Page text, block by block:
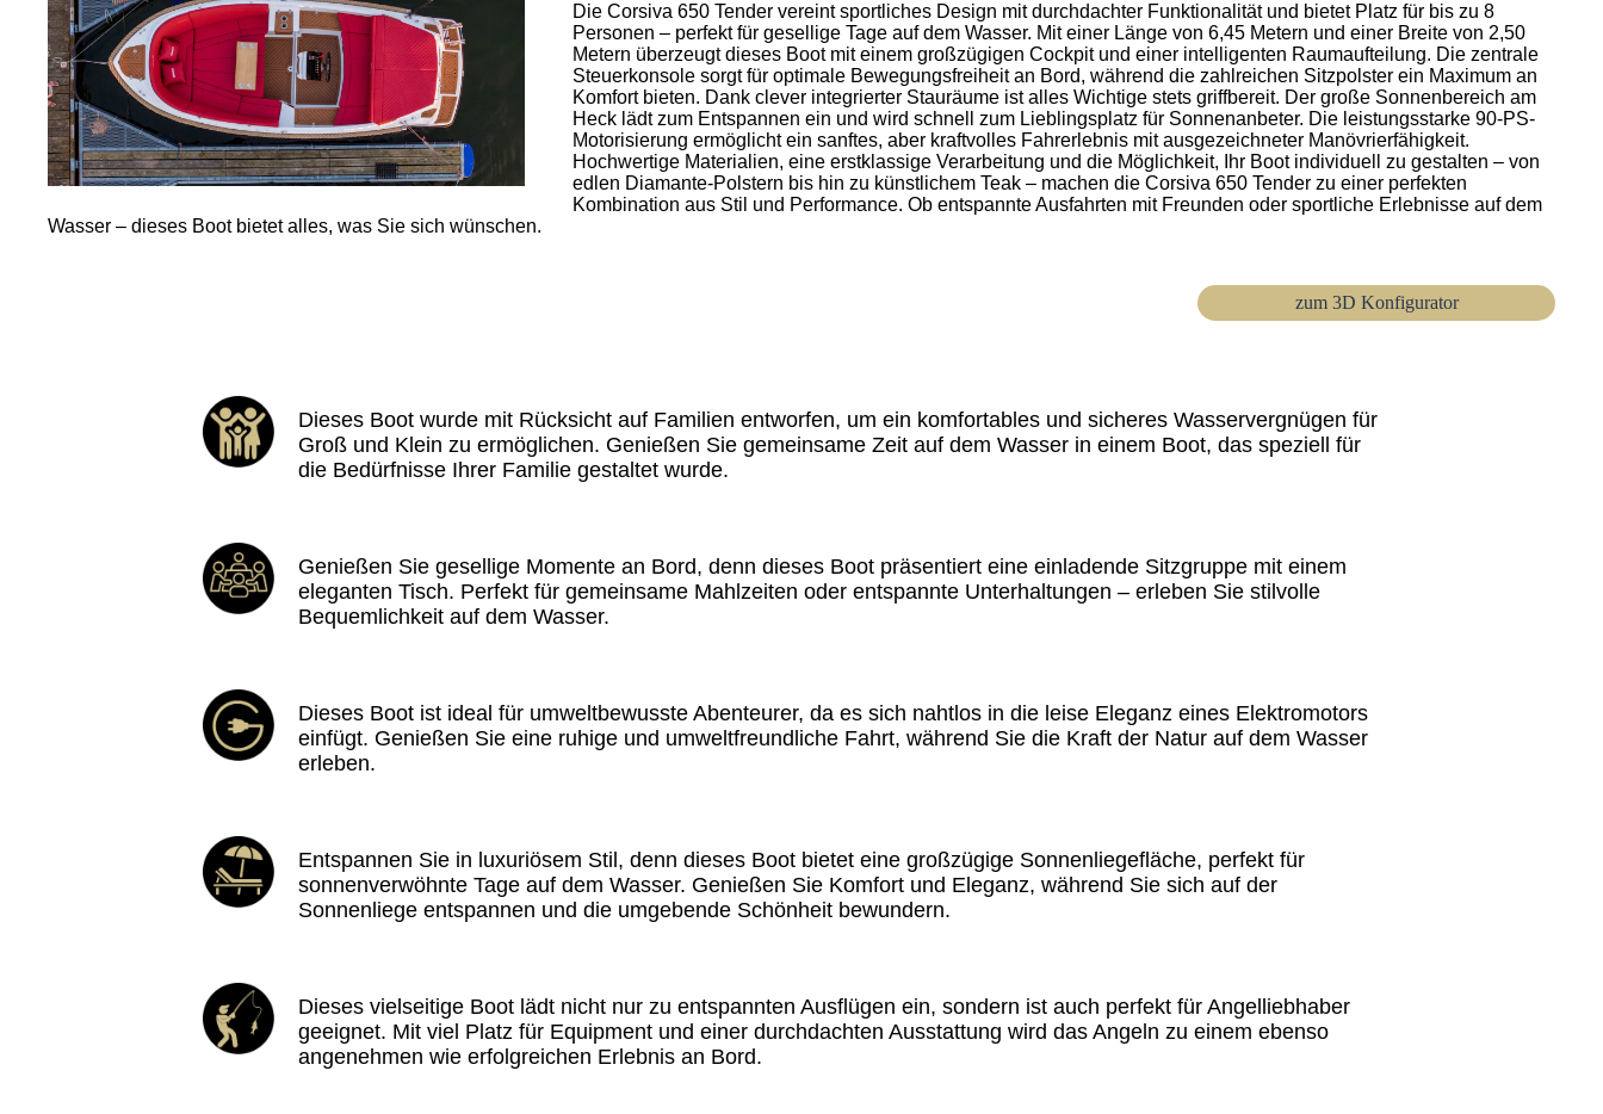
Die Corsiva 650 Tender vereint sportliches Design mit durchdachter Funktionalität und bietet Platz für bis zu 8
Personen – perfekt für gesellige Tage auf dem Wasser. Mit einer Länge von 6,45 Metern und einer Breite von 2,50
Metern überzeugt dieses Boot mit einem großzügigen Cockpit und einer intelligenten Raumaufteilung. Die zentrale
Steuerkonsole sorgt für optimale Bewegungsfreiheit an Bord, während die zahlreichen Sitzpolster ein Maximum an
Komfort bieten. Dank clever integrierter Stauräume ist alles Wichtige stets griffbereit. Der große Sonnenbereich am
Heck lädt zum Entspannen ein und wird schnell zum Lieblingsplatz für Sonnenanbeter. Die leistungsstarke 90-PS-
Motorisierung ermöglicht ein sanftes, aber kraftvolles Fahrerlebnis mit ausgezeichneter Manövrierfähigkeit.
Hochwertige Materialien, eine erstklassige Verarbeitung und die Möglichkeit, Ihr Boot individuell zu gestalten – von
edlen Diamante-Polstern bis hin zu künstlichem Teak – machen die Corsiva 650 Tender zu einer perfekten
Kombination aus Stil und Performance. Ob entspannte Ausfahrten mit Freunden oder sportliche Erlebnisse auf dem
Wasser – dieses Boot bietet alles, was Sie sich wünschen.
zum 3D Konfigurator
Dieses Boot wurde mit Rücksicht auf Familien entworfen, um ein komfortables und sicheres Wasservergnügen für
Groß und Klein zu ermöglichen. Genießen Sie gemeinsame Zeit auf dem Wasser in einem Boot, das speziell für
die Bedürfnisse Ihrer Familie gestaltet wurde.
Genießen Sie gesellige Momente an Bord, denn dieses Boot präsentiert eine einladende Sitzgruppe mit einem
eleganten Tisch. Perfekt für gemeinsame Mahlzeiten oder entspannte Unterhaltungen – erleben Sie stilvolle
Bequemlichkeit auf dem Wasser.
Dieses Boot ist ideal für umweltbewusste Abenteurer, da es sich nahtlos in die leise Eleganz eines Elektromotors
einfügt. Genießen Sie eine ruhige und umweltfreundliche Fahrt, während Sie die Kraft der Natur auf dem Wasser
erleben.
Entspannen Sie in luxuriösem Stil, denn dieses Boot bietet eine großzügige Sonnenliegefläche, perfekt für
sonnenverwöhnte Tage auf dem Wasser. Genießen Sie Komfort und Eleganz, während Sie sich auf der
Sonnenliege entspannen und die umgebende Schönheit bewundern.
Dieses vielseitige Boot lädt nicht nur zu entspannten Ausflügen ein, sondern ist auch perfekt für Angelliebhaber
geeignet. Mit viel Platz für Equipment und einer durchdachten Ausstattung wird das Angeln zu einem ebenso
angenehmen wie erfolgreichen Erlebnis an Bord.